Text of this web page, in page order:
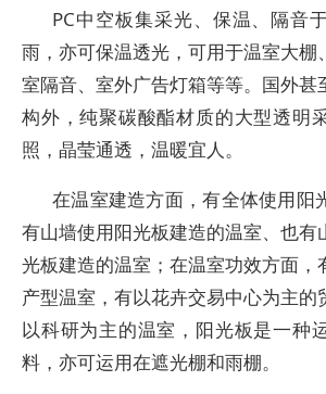
PC中空板集采光、保温、隔音
雨，亦可保温透光，可用于温室大棚
室隔音、室外广告灯箱等等。国外甚
构外，纯聚碳酸酯材质的大型透明
照，晶莹通透，温暖宜人。
在温室建造方面，有全体使用阳
有山墙使用阳光板建造的温室、也有
光板建造的温室；在温室功效方面，
产型温室，有以花卉交易中心为主的
以科研为主的温室，阳光板是一种
料，亦可运用在遮光棚和雨棚。